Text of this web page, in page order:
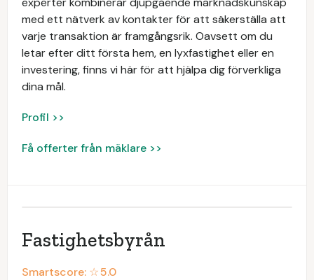
med ett nätverk av kontakter för att säkerställa att
varje transaktion är framgångsrik. Oavsett om du
letar efter ditt första hem, en lyxfastighet eller en
investering, finns vi här för att hjälpa dig förverkliga
dina mål.
Profil >>
Få offerter från mäklare >>
Fastighetsbyrån
Smartscore: ☆5.0